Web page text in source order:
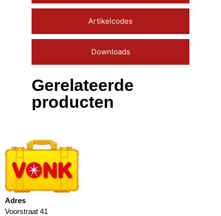
Artikelcodes
Downloads
Gerelateerde
producten
Adres
Voorstraat 41